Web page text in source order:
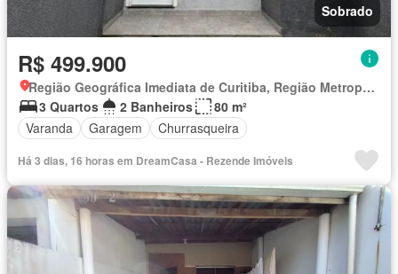
Sobrado
R$ 499.900
Região Geográfica Imediata de Curitiba, Região Metropolitana de Curitiba
3 Quartos
2 Banheiros
80 m²
Varanda
Garagem Churrasqueira
Há 3 dias, 16 horas em DreamCasa - Rezende Imóveis